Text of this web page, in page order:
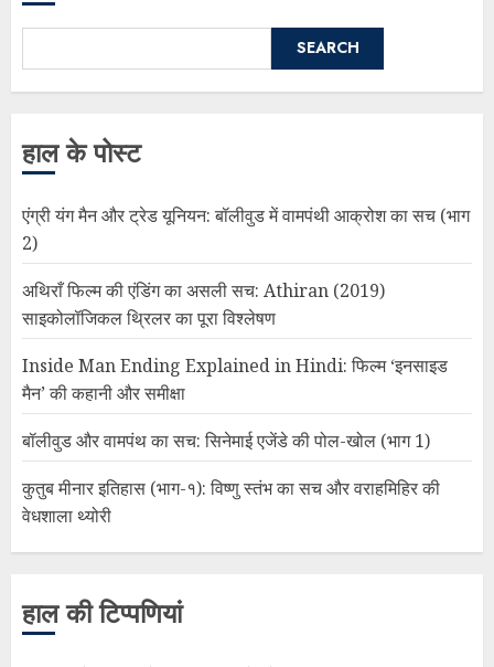
SEARCH
हाल के पोस्ट
एंग्री यंग मैन और ट्रेड यूनियन: बॉलीवुड में वामपंथी आक्रोश का सच (भाग
2)
अथिराँ फिल्म की एंडिंग का असली सच: Athiran (2019)
साइकोलॉजिकल थ्रिलर का पूरा विश्लेषण
Inside Man Ending Explained in Hindi: फिल्म ‘इनसाइड
मैन’ की कहानी और समीक्षा
बॉलीवुड और वामपंथ का सच: सिनेमाई एजेंडे की पोल-खोल (भाग 1)
कुतुब मीनार इतिहास (भाग-१): विष्णु स्तंभ का सच और वराहमिहिर की
वेधशाला थ्योरी
हाल की टिप्पणियां